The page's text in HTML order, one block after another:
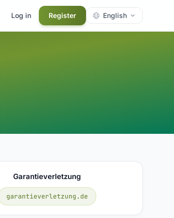
Log in Register English
Garantieverletzung
garantieverletzung.de